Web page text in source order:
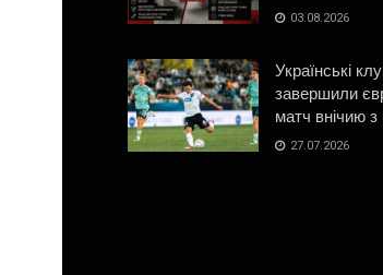
03.08.2026
Українські
завершили
матч внічию
27.07.2026